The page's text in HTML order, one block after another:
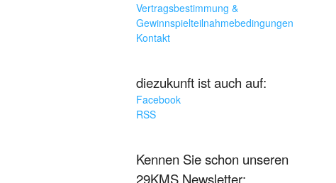
Vertragsbestimmung &
Gewinnspielteilnahmebedingungen
Kontakt
diezukunft ist auch auf:
Facebook
RSS
Kennen Sie schon unseren
29KMS Newsletter: